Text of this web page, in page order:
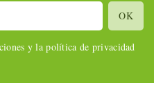
y la política de privacidad